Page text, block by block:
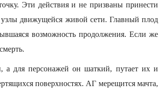
Эти действия и не призваны принести
движущейся живой сети. Главный плод
возможность продолжения. Если же
а для персонажей он шаткий, путает их и
поверхностях. АГ мерещится мачта,